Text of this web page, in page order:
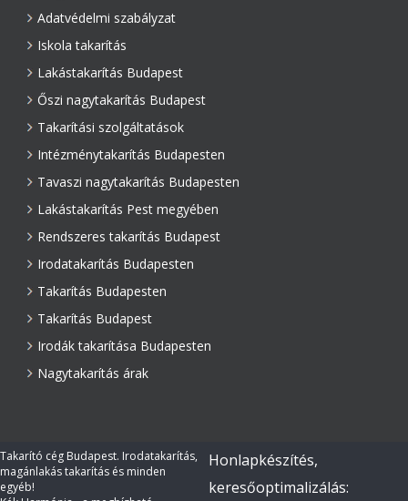
Adatvédelmi szabályzat
Iskola takarítás
Lakástakarítás Budapest
Őszi nagytakarítás Budapest
Takarítási szolgáltatások
Intézménytakarítás Budapesten
Tavaszi nagytakarítás Budapesten
Lakástakarítás Pest megyében
Rendszeres takarítás Budapest
Irodatakarítás Budapesten
Takarítás Budapesten
Takarítás Budapest
Irodák takarítása Budapesten
Nagytakarítás árak
Takarító cég Budapest. Irodatakarítás,
magánlakás takarítás és minden
egyéb!
Honlapkészítés,
keresőoptimalizálás: